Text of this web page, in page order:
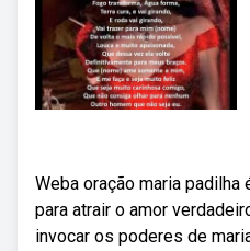
Weba oração maria
para atrair o amor
invocar os poderes de